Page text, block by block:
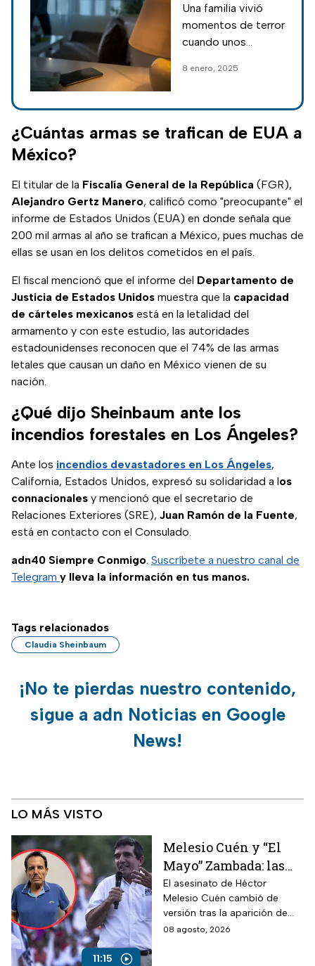
a familia en
Tlalpan; los
amarrados en su
Una familia vivió
momentos de terror
cuando unos
metieron a su casa
amagaron para
cometer un robo,
vecinos exigen a las
seguridad.
8 enero, 2025
¿Cuántas armas se trafican de EUA a
México?
El titular de la Fiscalía General de la República (FGR),
Alejandro Gertz Manero, calificó como "preocupante" el
informe de Estados Unidos (EUA) en donde señala que
200 mil armas al año se trafican a México, pues muchas de
ellas se usan en los delitos cometidos en el país.
El fiscal mencionó que el informe del Departamento de
Justicia de Estados Unidos muestra que la capacidad
de cárteles mexicanos está en la letalidad del
armamento y con este estudio, las autoridades
estadounidenses reconocen que el 74% de las armas
letales que causan un daño en México vienen de su
nación.
¿Qué dijo Sheinbaum ante los
incendios forestales en Los Ángeles?
Ante los incendios devastadores en Los Ángeles,
California, Estados Unidos, expresó su solidaridad a los
connacionales y mencionó que el secretario de
Relaciones Exteriores (SRE), Juan Ramón de la Fuente,
está en contacto con el Consulado.
adn40 Siempre Conmigo. Suscríbete a nuestro canal de
Telegram y lleva la información en tus manos.
Tags relacionados
Claudia Sheinbaum
¡No te pierdas nuestro contenido,
sigue a adn Noticias en Google
News!
LO MÁS VISTO
11:15
Melesio Cuén y “El
Mayo” Zambada: las
claves de un
asesinato rodeado de
contradicciones
El asesinato de Héctor
Melesio Cuén cambió de
versión tras la aparición de
nuevas pruebas. ¿Qué ocurrió
08 agosto, 2026